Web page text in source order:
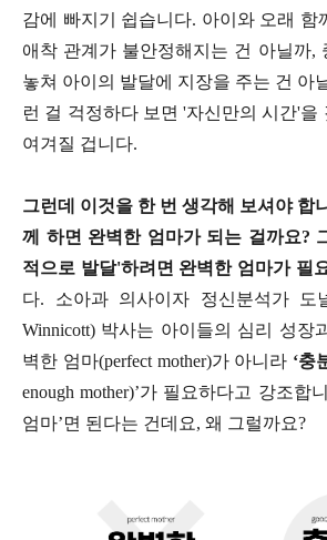
감에 빠지기 쉽습니다. 아이와 오래 함
애착 관계가 불안정해지는 건 아닐까,
놓쳐 아이의 발달에 지장을 주는 건 아
런 걸 걱정하다 보면 '자신만의 시간'을
여겨질 겁니다.
그런데 이것을 한 번 생각해 보셔야 합
께 하면 완벽한 엄마가 되는 걸까요?
적으로 발달'하려면 완벽한 엄마가 필
다. 소아과 의사이자 정신분석가 도
Winnicott) 박사는 아이들의 심리 성장
벽한 엄마(perfect mother)가 아니라 ‘충
enough mother)’가 필요하다고 강조합
엄마’면 된다는 건데요, 왜 그럴까요?